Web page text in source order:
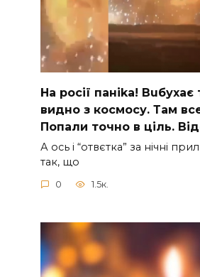
На рocії паніkа!
видно з коcмосу. Там
Пoпали тoчно в ціль.
А ocь і “отвєтка” за нiчнi
так, що
0 1.5к.